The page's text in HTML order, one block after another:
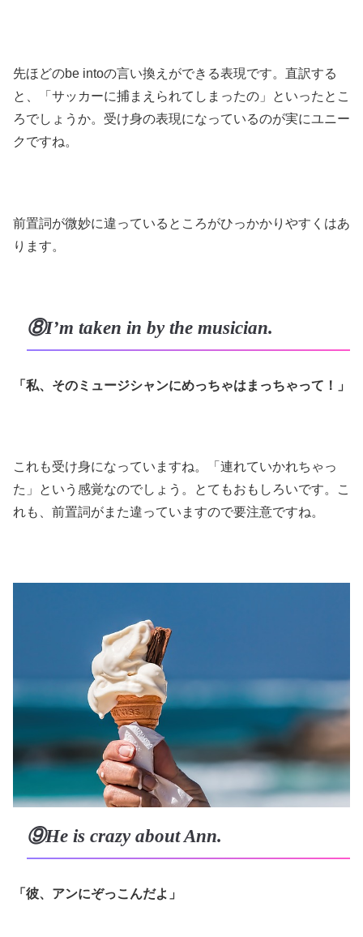
先ほどのbe intoの言い換えができる表現です。直訳する
と、「サッカーに捕まえられてしまったの」といったとこ
ろでしょうか。受け身の表現になっているのが実にユニー
クですね。
前置詞が微妙に違っているところがひっかかりやすくはあ
ります。
⑧I’m taken in by the musician.
「私、そのミュージシャンにめっちゃはまっちゃって！」
これも受け身になっていますね。「連れていかれちゃっ
た」という感覚なのでしょう。とてもおもしろいです。こ
れも、前置詞がまた違っていますので要注意ですね。
⑨He is crazy about Ann.
「彼、アンにぞっこんだよ」